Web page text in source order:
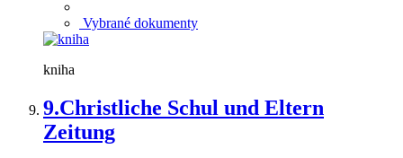
Vybrané dokumenty
kniha
9.Christliche Schul und Eltern
Zeitung